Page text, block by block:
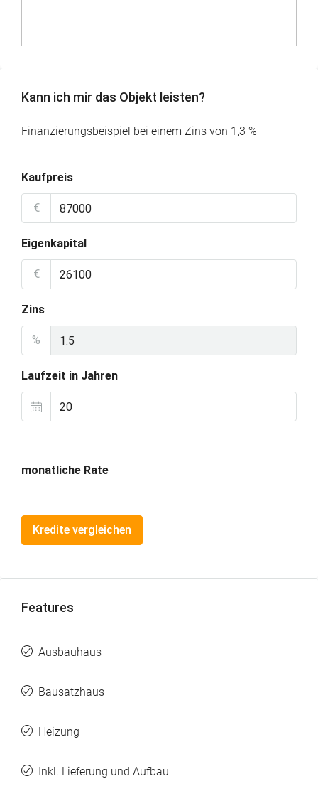
Kann ich mir das Objekt leisten?
Finanzierungsbeispiel bei einem Zins von 1,3 %
Kaufpreis
€
Eigenkapital
€
Zins
%
Laufzeit in Jahren
monatliche Rate
Kredite vergleichen
Features
Ausbauhaus
Bausatzhaus
Heizung
Inkl. Lieferung und Aufbau